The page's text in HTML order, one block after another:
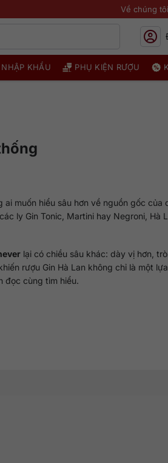
Về chúng tôi
NHẬP KHẨU PHỤ KIỆN RƯỢU
ai muốn hiểu sâu hơn về nguồn gốc của
ly Gin Tonic, Martini hay Negroni, Hà
lại có chiều sâu khác: dày vị hơn,
rượu Gin Hà Lan không chỉ là một
đọc cùng tìm hiểu.